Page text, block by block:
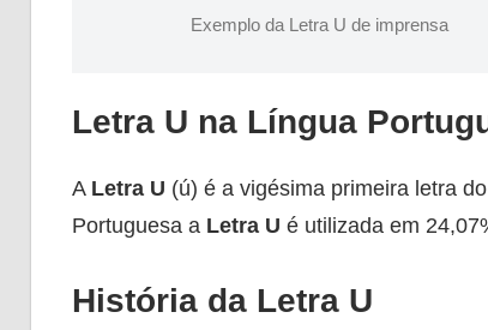
Exemplo da Letra U de imprensa
Letra U na Língua
A Letra U (ú) é a vigésima primeira letra
Portuguesa a Letra U é utilizada em
História da Letra U